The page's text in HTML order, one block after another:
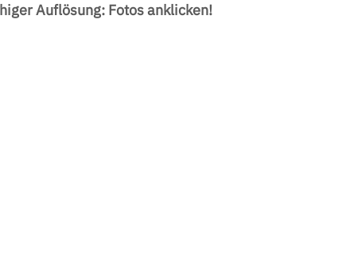
Auflösung: Fotos anklicken!